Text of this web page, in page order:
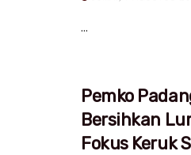
...
Pemko
Bersihkan
Fokus Keruk